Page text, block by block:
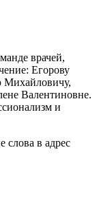
врачей,
Егорову
Михайловичу,
Валентиновне.
и
слова в адрес